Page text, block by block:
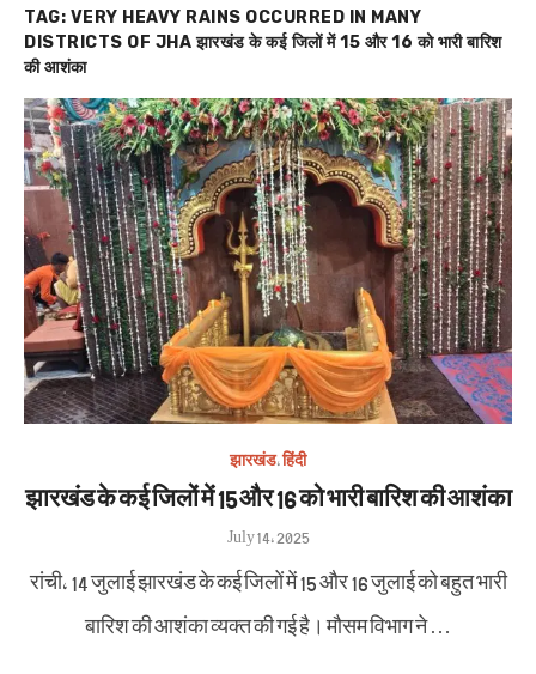
TAG: VERY HEAVY RAINS OCCURRED IN MANY
DISTRICTS OF JHA झारखंड के कई जिलों में 15 और 16 को भारी बारिश
की आशंका
झारखंड,हिंदी
झारखंड के कई जिलों में 15 और 16 को भारी बारिश की आशंका
Posted
on
July 14, 2025
रांची, 14 जुलाई झारखंड के कई जिलों में 15 और 16 जुलाई को बहुत भारी
बारिश की आशंका व्यक्त की गई है। मौसम विभाग ने …